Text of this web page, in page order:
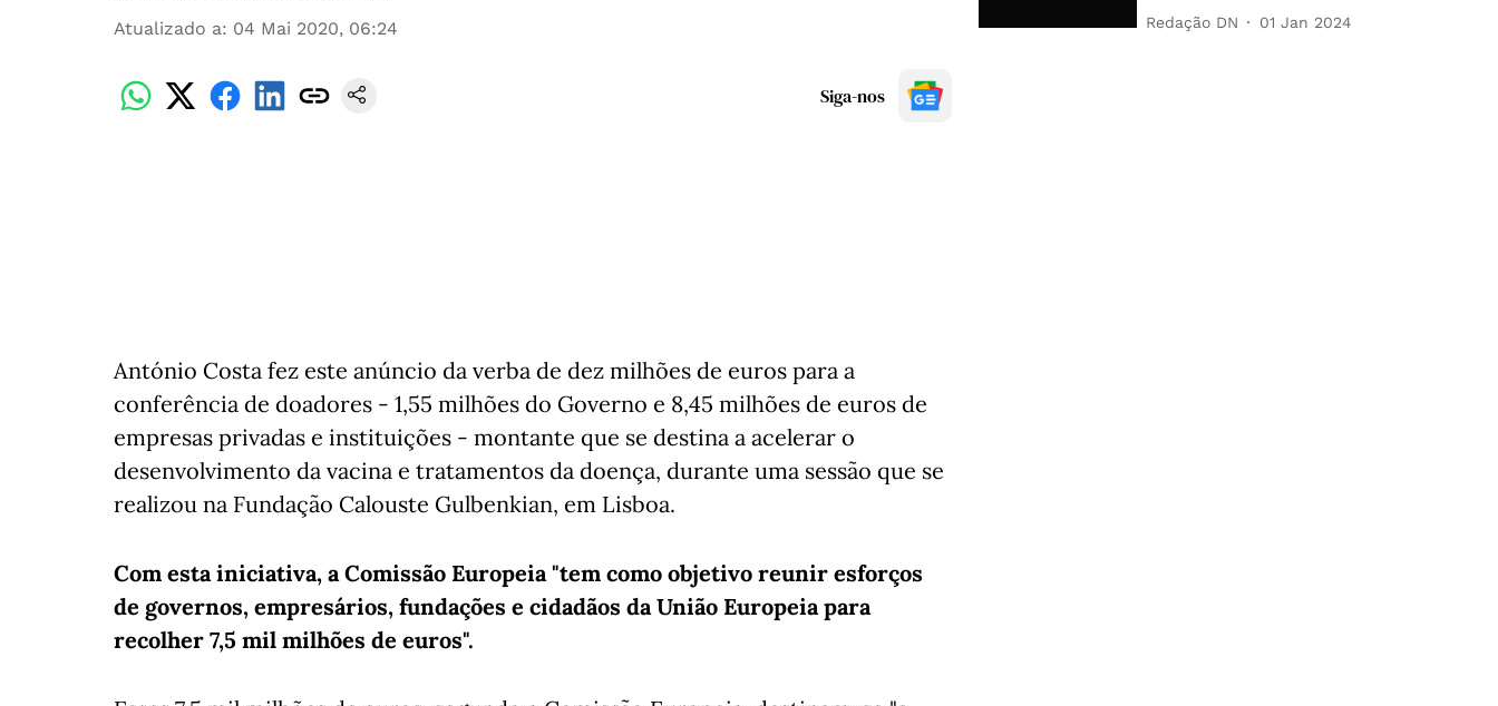
Atualizado a: 04 Mai 2020, 06:24
Siga-nos
António Costa fez este anúncio da verba de dez milhões de euros para a
conferência de doadores - 1,55 milhões do Governo e 8,45 milhões de euros de
empresas privadas e instituições - montante que se destina a acelerar o
desenvolvimento da vacina e tratamentos da doença, durante uma sessão que se
realizou na Fundação Calouste Gulbenkian, em Lisboa.
Com esta iniciativa, a Comissão Europeia "tem como objetivo reunir esforços
de governos, empresários, fundações e cidadãos da União Europeia para
recolher 7,5 mil milhões de euros".
Redação DN 01 Jan 2024